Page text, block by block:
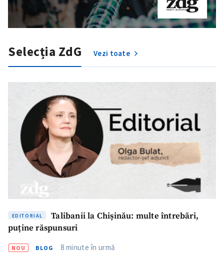
Selecția ZdG Vezi toate
EDITORIAL
Talibanii la Chișinău: multe întrebări,
puține răspunsuri
NOU BLOG 8 minute în urmă